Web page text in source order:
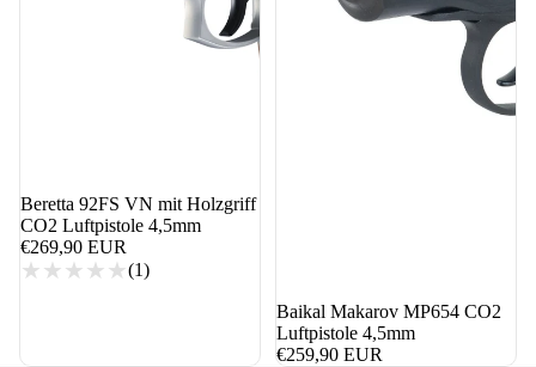
nicht auf Lager
Beretta 92FS VN mit Holzgriff
CO2 Luftpistole 4,5mm
€269,90 EUR
(1)
Baikal Makarov MP654 CO2
Luftpistole 4,5mm
€259,90 EUR